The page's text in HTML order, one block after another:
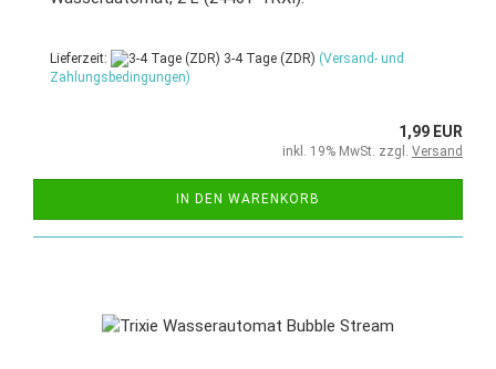
Lieferzeit: 3-4 Tage (ZDR) (Versand- und
Zahlungsbedingungen)
1,99 EUR
inkl. 19% MwSt. zzgl. Versand
IN DEN WARENKORB